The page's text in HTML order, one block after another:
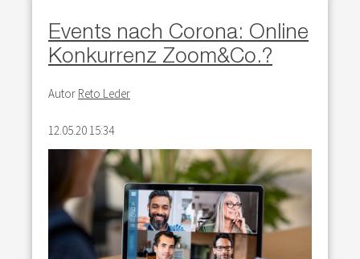
Events nach Corona: Online
Konkurrenz Zoom&Co.?
Autor Reto Leder
12.05.20 15:34